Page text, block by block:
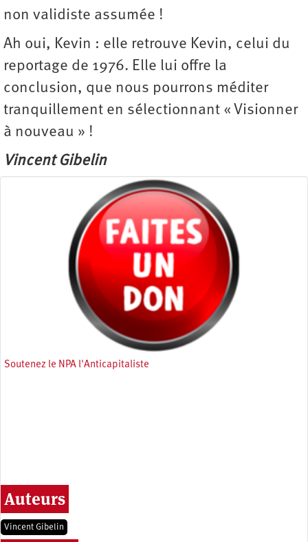
non validiste assumée !
Ah oui, Kevin : elle retrouve Kevin, celui du
reportage de 1976. Elle lui offre la
conclusion, que nous pourrons méditer
tranquillement en sélectionnant « Visionner
à nouveau » !
Vincent Gibelin
Soutenez le NPA l'Anticapitaliste
Auteurs
Vincent Gibelin